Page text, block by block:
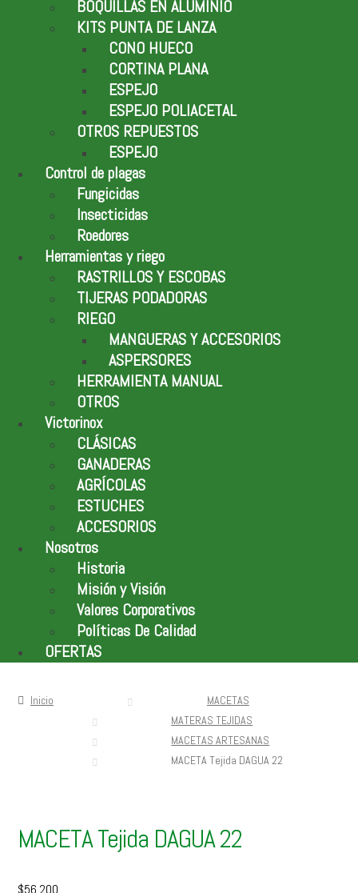
BOQUILLAS EN ALUMINIO
KITS PUNTA DE LANZA
CONO HUECO
CORTINA PLANA
ESPEJO
ESPEJO POLIACETAL
OTROS REPUESTOS
ESPEJO
Control de plagas
Fungicidas
Insecticidas
Roedores
Herramientas y riego
RASTRILLOS Y ESCOBAS
TIJERAS PODADORAS
RIEGO
MANGUERAS Y ACCESORIOS
ASPERSORES
HERRAMIENTA MANUAL
OTROS
Victorinox
CLÁSICAS
GANADERAS
AGRÍCOLAS
ESTUCHES
ACCESORIOS
Nosotros
Historia
Misión y Visión
Valores Corporativos
Políticas De Calidad
OFERTAS
Inicio
MACETAS
MATERAS TEJIDAS
MACETAS ARTESANAS
MACETA Tejida DAGUA 22
MACETA Tejida DAGUA 22
$56,200